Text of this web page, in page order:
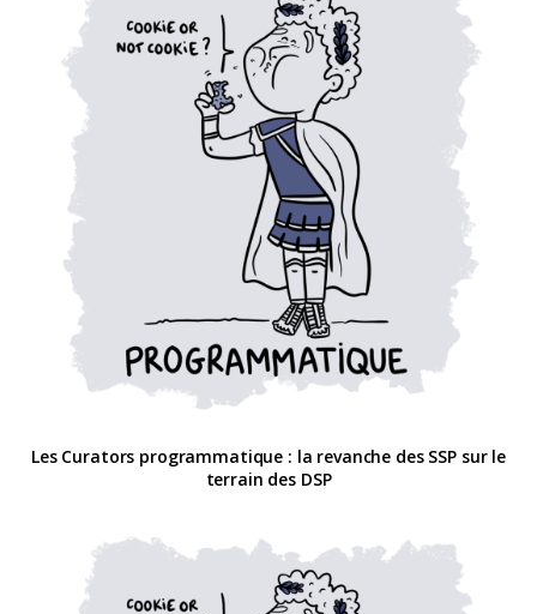
Les Curators programmatique : la revanche des SSP sur le
terrain des DSP